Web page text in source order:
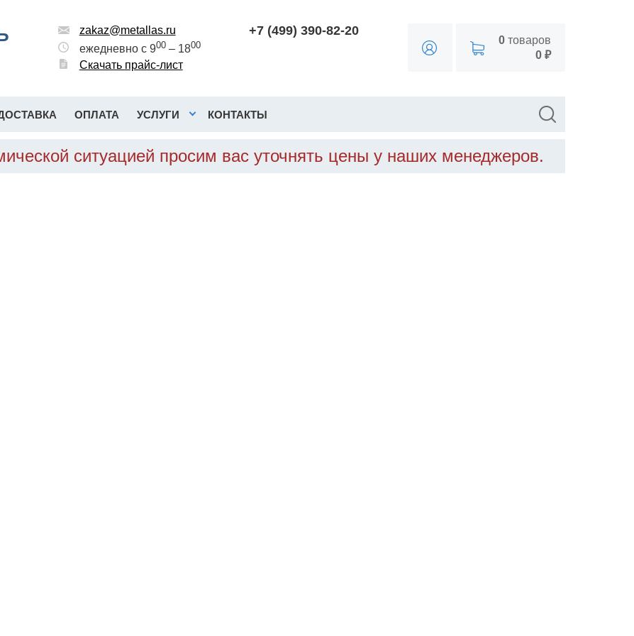
zakaz@metallas.ru
ежедневно с 900– 1800
Скачать прайс-лист
+7 (499) 390-82-20
0товаров
0 ₽
ОПЛАТА УСЛУГИ КОНТАКТЫ
ситуацией просим вас уточнять цены у наших менеджеров.